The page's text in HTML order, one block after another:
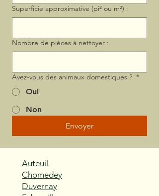
Superficie approximative (pi² ou m²) :
Nombre de pièces à nettoyer :
Avez-vous des animaux domestiques ? *
Oui
Non
Envoyer
Auteuil
Chomedey
Duvernay